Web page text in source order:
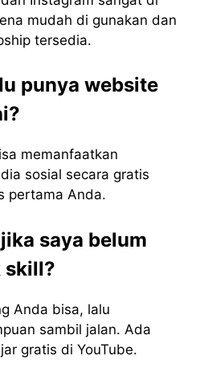
mudah di gunakan dan
tersedia.
punya website
memanfaatkan
sosial secara gratis
pertama Anda.
saya belum
skill?
Anda bisa, lalu
sambil jalan. Ada
gratis di YouTube.